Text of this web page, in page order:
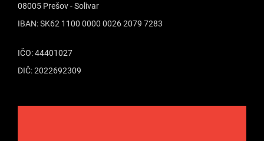
08005 Prešov - Solivar
IBAN: SK62 1100 0000 0026 2079 7283
IČO: 44401027
DIČ: 2022692309